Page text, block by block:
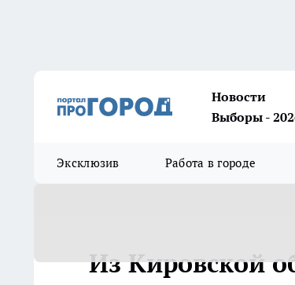
Новости
Выборы -
Эксклюзив Работа в городе
Из Кировской